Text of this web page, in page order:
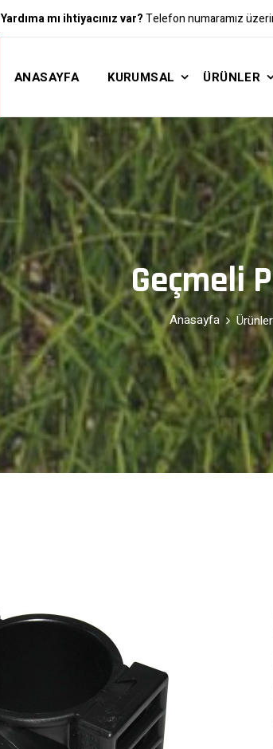
Yardıma mı ihtiyacınız var?Telefon numaramız
ANASAYFA KURUMSAL ÜRÜNLER
Geçmeli
Anasayfa Ürünler